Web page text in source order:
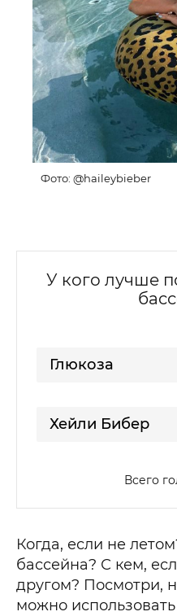
Фото: @haileybieber
У кого лучше
Глюкоза
Хейли Бибер
Всего
Когда, если не
бассейна? С кем,
другом? Посмотри,
можно